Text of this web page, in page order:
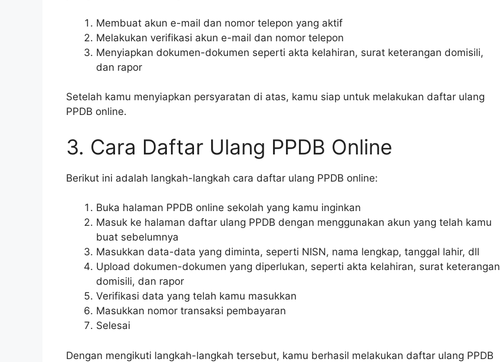
Membuat akun e-mail dan nomor telepon yang aktif
Melakukan verifikasi akun e-mail dan nomor telepon
Menyiapkan dokumen-dokumen seperti akta kelahiran, surat keterangan domisili,
dan rapor
Setelah kamu menyiapkan persyaratan di atas, kamu siap untuk melakukan daftar ulang
PPDB online.
3. Cara Daftar Ulang PPDB Online
Berikut ini adalah langkah-langkah cara daftar ulang PPDB online:
Buka halaman PPDB online sekolah yang kamu inginkan
Masuk ke halaman daftar ulang PPDB dengan menggunakan akun yang telah kamu
buat sebelumnya
Masukkan data-data yang diminta, seperti NISN, nama lengkap, tanggal lahir, dll
Upload dokumen-dokumen yang diperlukan, seperti akta kelahiran, surat keterangan
domisili, dan rapor
Verifikasi data yang telah kamu masukkan
Masukkan nomor transaksi pembayaran
Selesai
Dengan mengikuti langkah-langkah tersebut, kamu berhasil melakukan daftar ulang PPDB